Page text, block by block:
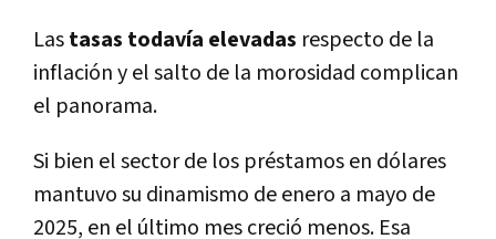
Lastasas todavía elevadas respecto de la
inflación y el salto de la morosidad complican
el panorama.
Si bien el sector de los préstamos en dólares
mantuvo su dinamismo de enero a mayo de
2025, en el último mes creció menos. Esa